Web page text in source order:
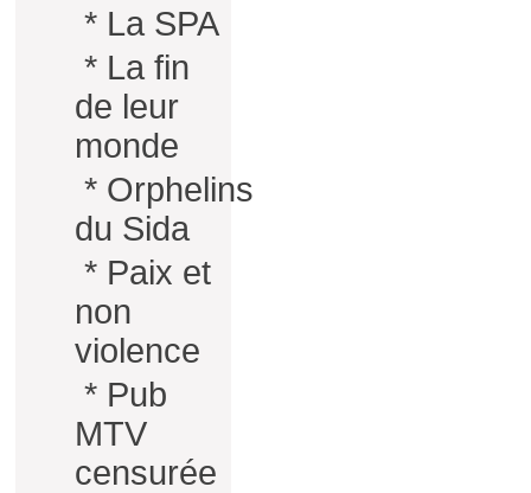
* La SPA
* La fin
de leur
monde
* Orphelins
du Sida
* Paix et
non
violence
* Pub
MTV
censurée